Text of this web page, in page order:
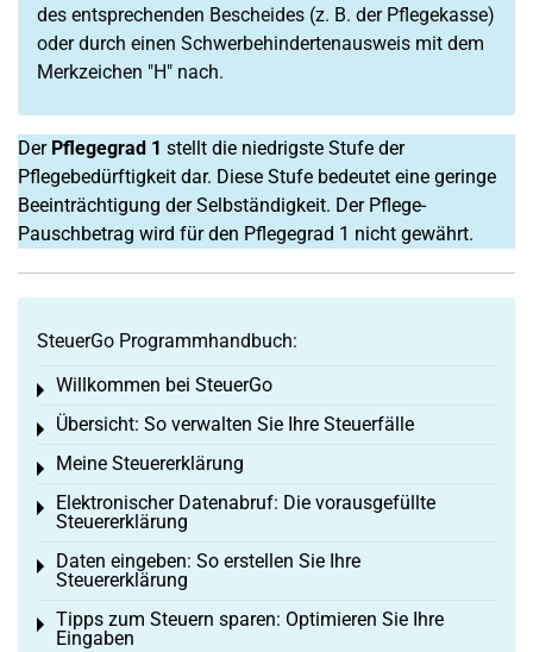
des entsprechenden Bescheides (z. B. der Pflegekasse)
oder durch einen Schwerbehindertenausweis mit dem
Merkzeichen "H" nach.
Der Pflegegrad 1 stellt die niedrigste Stufe der
Pflegebedürftigkeit dar. Diese Stufe bedeutet eine geringe
Beeinträchtigung der Selbständigkeit. Der Pflege-
Pauschbetrag wird für den Pflegegrad 1 nicht gewährt.
SteuerGo Programmhandbuch:
Willkommen bei SteuerGo
Toggle menu
Übersicht: So verwalten Sie Ihre Steuerfälle
Toggle menu
Meine Steuererklärung
Toggle menu
Elektronischer Datenabruf: Die vorausgefüllte
Steuererklärung
Toggle menu
Daten eingeben: So erstellen Sie Ihre
Steuererklärung
Toggle menu
Tipps zum Steuern sparen: Optimieren Sie Ihre
Eingaben
Toggle menu